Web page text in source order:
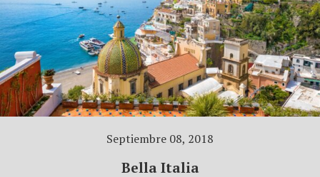
Septiembre 08, 2018
Bella Italia